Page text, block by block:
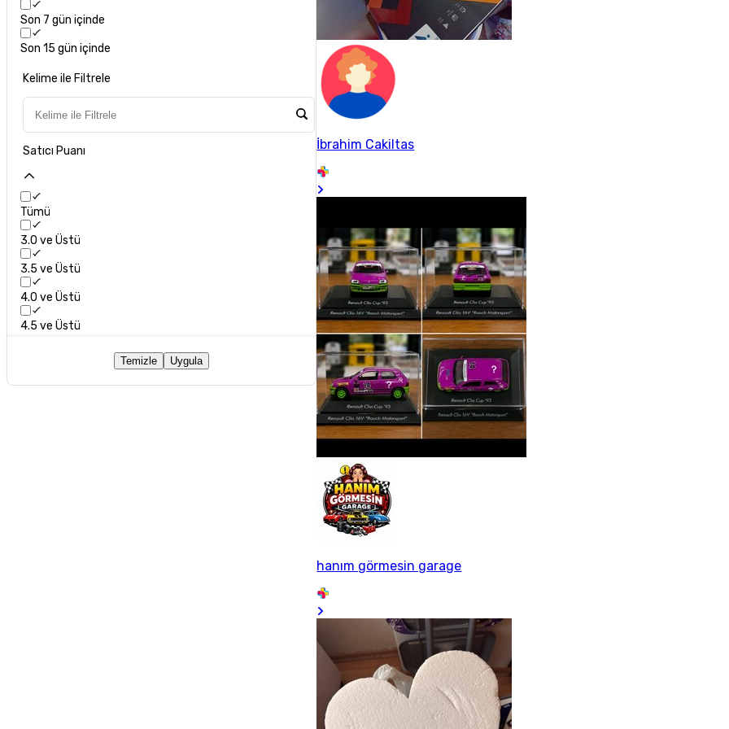
Son 7 gün içinde
Son 15 gün içinde
Kelime ile Filtrele
Satıcı Puanı
Tümü
3.0 ve Üstü
3.5 ve Üstü
4.0 ve Üstü
4.5 ve Üstü
Temizle Uygula
İbrahim Cakiltas
hanım görmesin garage